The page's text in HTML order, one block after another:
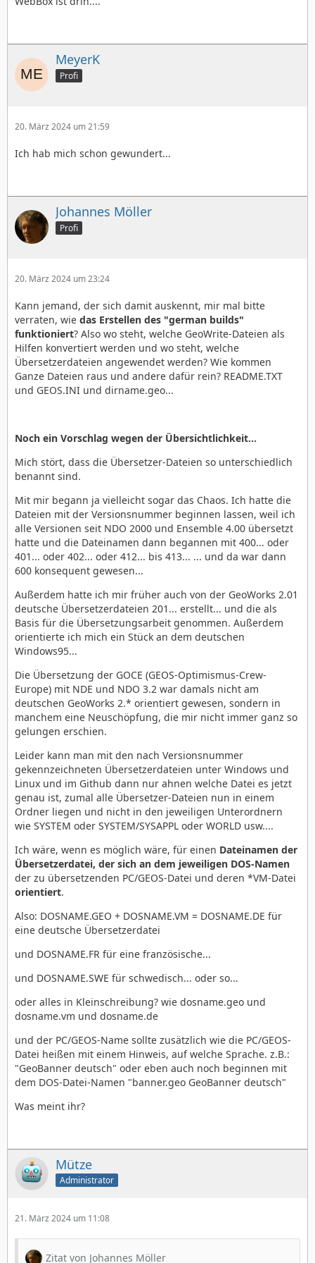
solitaire <-> Solitär
spool <-> Dialogboxen Drucken
spreedsh <-> GeoCalc
text <-> Text-Dialogboxen
MeyerK
Profi
20. März 2024 um 21:59
Ich hab mich schon gewundert...
Johannes Möller
Profi
20. März 2024 um 23:24
Kann jemand, der sich damit auskennt, mir mal bitte
verraten, wie das Erstellen des "german builds"
funktioniert? Also wo steht, welche GeoWrite-Dateien als
Hilfen konvertiert werden und wo steht, welche
Übersetzerdateien angewendet werden? Wie kommen
Ganze Dateien raus und andere dafür rein? README.TXT
und GEOS.INI und dirname.geo...
Noch ein Vorschlag wegen der Übersichtlichkeit...
Mich stört, dass die Übersetzer-Dateien so unterschiedlich
benannt sind.
Mit mir begann ja vielleicht sogar das Chaos. Ich hatte die
Dateien mit der Versionsnummer beginnen lassen, weil ich
alle Versionen seit NDO 2000 und Ensemble 4.00 übersetzt
hatte und die Dateinamen dann begannen mit 400... oder
401... oder 402... oder 412... bis 413... ... und da war dann
600 konsequent gewesen...
Außerdem hatte ich mir früher auch von der GeoWorks 2.01
deutsche Übersetzerdateien 201... erstellt... und die als
Basis für die Übersetzungsarbeit genommen. Außerdem
orientierte ich mich ein Stück an dem deutschen
Windows95...
Die Übersetzung der GOCE (GEOS-Optimismus-Crew-
Europe) mit NDE und NDO 3.2 war damals nicht am
deutschen GeoWorks 2.* orientiert gewesen, sondern in
manchem eine Neuschöpfung, die mir nicht immer ganz so
gelungen erschien.
Leider kann man mit den nach Versionsnummer
gekennzeichneten Übersetzerdateien unter Windows und
Linux und im Github dann nur ahnen welche Datei es jetzt
genau ist, zumal alle Übersetzer-Dateien nun in einem
Ordner liegen und nicht in den jeweiligen Unterordnern
wie SYSTEM oder SYSTEM/SYSAPPL oder WORLD usw....
Ich wäre, wenn es möglich wäre, für einen Dateinamen der
Übersetzerdatei, der sich an dem jeweiligen DOS-Namen
der zu übersetzenden PC/GEOS-Datei und deren *VM-Datei
orientiert.
Also: DOSNAME.GEO + DOSNAME.VM = DOSNAME.DE für
eine deutsche Übersetzerdatei
und DOSNAME.FR für eine französische...
und DOSNAME.SWE für schwedisch... oder so...
oder alles in Kleinschreibung? wie dosname.geo und
dosname.vm und dosname.de
und der PC/GEOS-Name sollte zusätzlich wie die PC/GEOS-
Datei heißen mit einem Hinweis, auf welche Sprache. z.B.:
"GeoBanner deutsch" oder eben auch noch beginnen mit
dem DOS-Datei-Namen "banner.geo GeoBanner deutsch"
Was meint ihr?
Mütze
Administrator
21. März 2024 um 11:08
Zitat von Johannes Möller